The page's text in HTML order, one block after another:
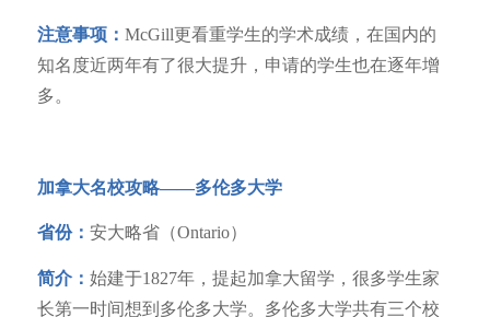
注意事项： McGill更看重学生的学术成绩，在国内的
知名度近两年有了很大提升，申请的学生也在逐年增
多。
加拿大名校攻略——多伦多大学
省份： 安大略省（Ontario）
简介： 始建于1827年，提起加拿大留学，很多学生家
长第一时间想到多伦多大学。多伦多大学共有三个校